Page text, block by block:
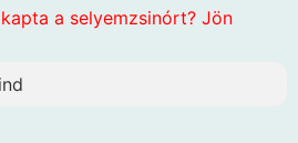
a selyemzsinórt? Jön